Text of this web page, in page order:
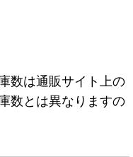
数は通販サイト上の
数とは異なりますの